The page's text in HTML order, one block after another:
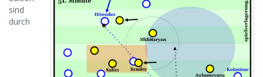
sind
durch